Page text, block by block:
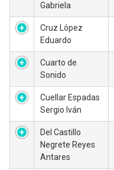
Gabriela
Cruz López
Eduardo
Cuarto de
Sonido
Cuellar Espadas
Sergio Iván
Del Castillo
Negrete Reyes
Antares